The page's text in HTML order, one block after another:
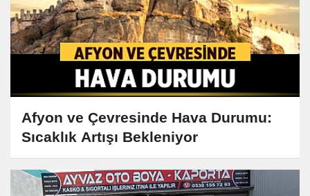
Afyon ve Çevresinde Hava Durumu:
Sıcaklık Artışı Bekleniyor